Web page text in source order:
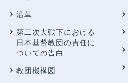
沿革
第二次大戦下における
日本基督教団の責任に
ついての告白
教団機構図